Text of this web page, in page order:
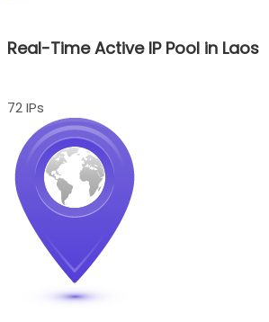
Real-Time Active IP Pool in Laos
72 IPs